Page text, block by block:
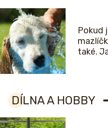
Pokud
také.
DÍLNA A HOBBY